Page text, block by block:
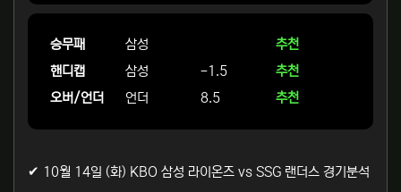
승무패 삼성
추천
핸디캡
삼성 -1.5
추천
오버/언더
언더 8.5 추천
✔ 10월 14일 (화) KBO 삼성 라이온즈 vs SSG 랜더스 경기분석